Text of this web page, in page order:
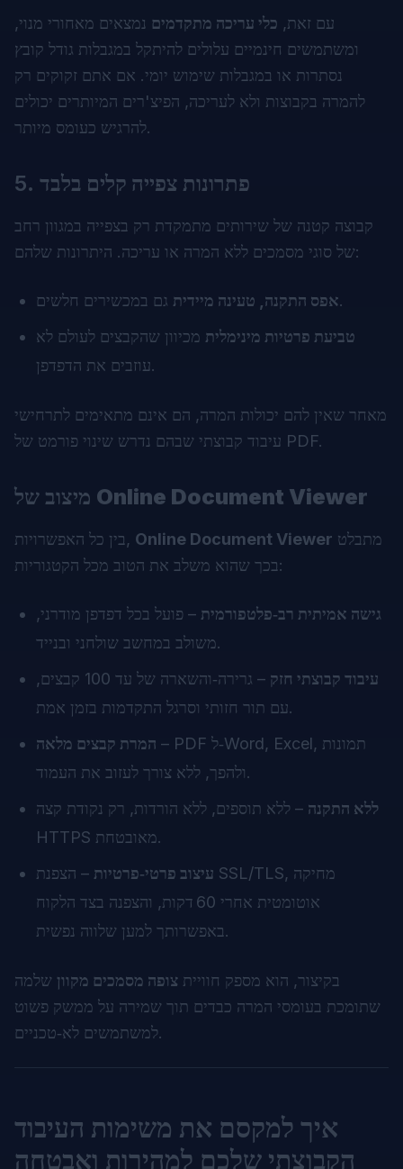
עם זאת, כלי עריכה מתקדמים נמצאים מאחורי מנוי,
ומשתמשים חינמיים עלולים להיתקל במגבלות גודל קובץ
נסתרות או במגבלות שימוש יומי. אם אתם זקוקים רק
להמרה בקבוצות ולא לעריכה, הפיצ'רים המיותרים יכולים
להרגיש כעומס מיותר.
5. פתרונות צפייה קלים בלבד
קבוצה קטנה של שירותים מתמקדת רק בצפייה במגוון רחב
של סוגי מסמכים ללא המרה או עריכה. היתרונות שלהם:
אפס התקנה, טעינה מיידיתגם במכשירים חלשים.
טביעת פרטיות מינימלית מכיוון שהקבצים לעולם לא
עוזבים את הדפדפן.
מאחר שאין להם יכולות המרה, הם אינם מתאימים לתרחישי
עיבוד קבוצתי שבהם נדרש שינוי פורמט של PDF.
Online Document Viewer
בין כל האפשרויות, Online Document Viewer
בכך שהוא משלב את הטוב מכל הקטגוריות:
גישה אמיתית רב‑פלטפורמית – פועל בכל דפדפן מודרני,
משולב במחשב שולחני ובנייד.
עיבוד קבוצתי חזק
– גרירה‑והשארה של עד 100 קבצים,
עם תור חזותי וסרגל התקדמות בזמן אמת.
המרת קבצים מלאה – PDF ל‑Word, Excel, תמונות
ולהפך, ללא צורך לעזוב את העמוד.
ללא התקנה – ללא תוספים, ללא הורדות, רק נקודת קצה
HTTPS מאובטחת.
עיצוב פרטי‑פרטיות – הצפנת SSL/TLS, מחיקה
אוטומטית אחרי 60 דקות, והצפנה בצד הלקוח
באפשרותך למען שלווה נפשית.
בקיצור, הוא מספק חוויית צופה מסמכים מקוון שלמה
שתומכת בעומסי המרה כבדים תוך שמירה על ממשק פשוט
למשתמשים לא‑טכניים.
איך למקסם את משימות העיבוד
הקבוצתי שלכם למהירות ואבטחה